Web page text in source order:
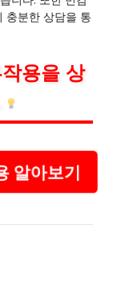
충분한 상담을 통
용을 상
알아보기